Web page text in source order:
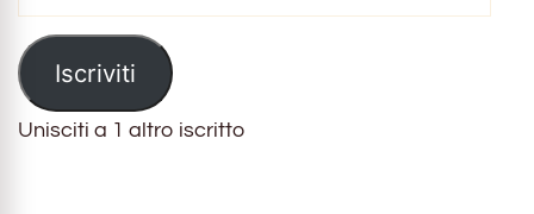
Iscriviti
Unisciti a 1 altro iscritto